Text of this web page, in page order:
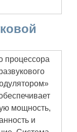
процессора
мощность,
и